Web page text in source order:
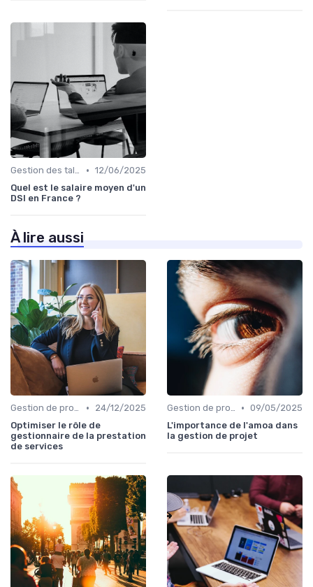
Gestion des talents IT • 12/06/2025
Quel est le salaire moyen d'un
DSI en France ?
À lire aussi
Gestion de projets •
24/12/2025
Optimiser le rôle de
gestionnaire de la prestation
de services
Gestion de projets • 09/05/2025
L'importance de l'amoa dans
la gestion de projet